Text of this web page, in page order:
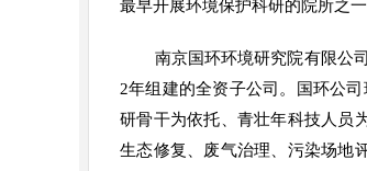
最早开展环境保护科研的院所之一
南京国环环境研究院有限公
2年组建的全资子公司。国环公
研骨干为依托、青壮年科技人员
生态修复、废气治理、污染场地